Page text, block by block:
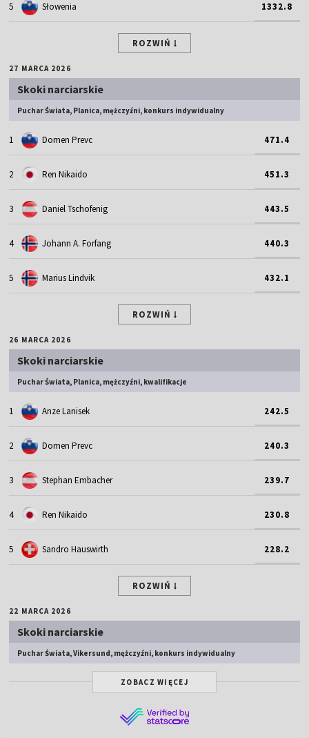
5 Słowenia 1332.8
ROZWIŃ
27 MARCA 2026
Skoki narciarskie
Puchar Świata, Planica, mężczyźni, konkurs indywidualny
1 Domen Prevc 471.4
2 Ren Nikaido 451.3
3 Daniel Tschofenig 443.5
4 Johann A. Forfang 440.3
5 Marius Lindvik 432.1
ROZWIŃ
26 MARCA 2026
Skoki narciarskie
Puchar Świata, Planica, mężczyźni, kwalifikacje
1 Anze Lanisek 242.5
2 Domen Prevc 240.3
3 Stephan Embacher 239.7
4 Ren Nikaido 230.8
5 Sandro Hauswirth 228.2
ROZWIŃ
22 MARCA 2026
Skoki narciarskie
Puchar Świata, Vikersund, mężczyźni, konkurs indywidualny
ZOBACZ WIĘCEJ